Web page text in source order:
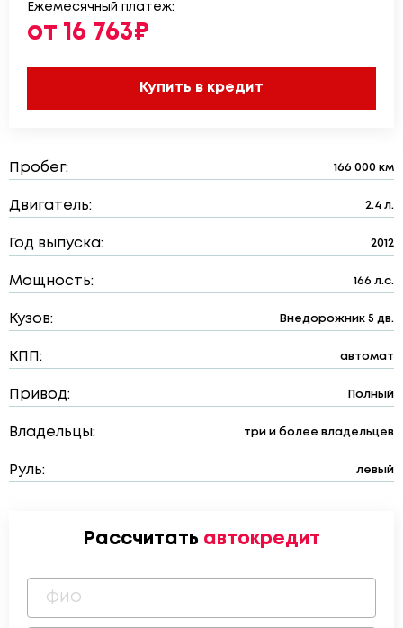
Ежемесячный платеж:
от 16 763₽
Купить в кредит
Пробег: 166 000 км
Двигатель: 2.4 л.
Год выпуска: 2012
Мощность: 166 л.с.
Кузов: Внедорожник 5 дв.
КПП: автомат
Привод: Полный
Владельцы: три и более владельцев
Руль: левый
Рассчитать автокредит